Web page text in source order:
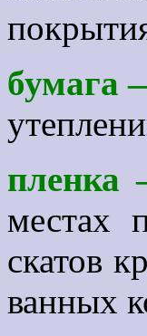
бумага
пленка
местах
скатов
ванных